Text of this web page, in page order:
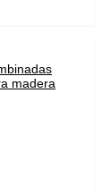
madera